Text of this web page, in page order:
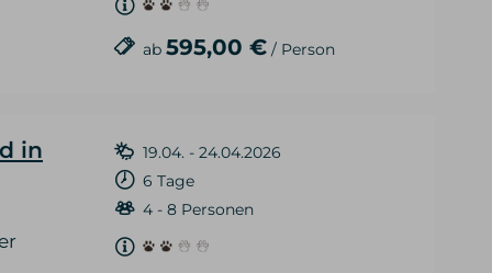
ab 595,00 € / Person
in
19.04. - 24.04.2026
6 Tage
4 - 8 Personen